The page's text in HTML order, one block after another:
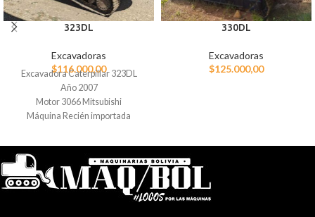
323DL
Excavadoras
$116.000,00
Excavadora Caterpillar 323DL
Año 2007
Motor 3066 Mitsubishi
Máquina Recién importada
330DL
Excavadoras
$125.000,00